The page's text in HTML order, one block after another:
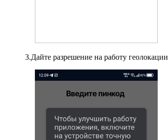
3.Дайте разрешение на работу геолокации